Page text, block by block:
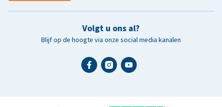
Volgt u ons al?
Blijf op de hoogte via onze social media kanalen